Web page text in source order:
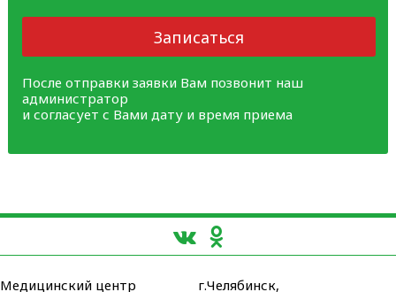
Записаться
После отправки заявки Вам позвонит наш
администратор
и согласует с Вами дату и время приема
Медицинский центр г.Челябинск,